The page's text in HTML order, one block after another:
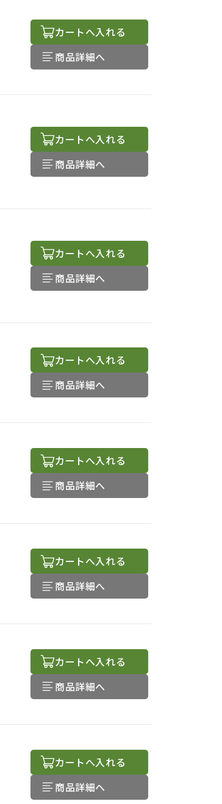
カートへ入れる
商品詳細へ
カートへ入れる
商品詳細へ
カートへ入れる
商品詳細へ
カートへ入れる
商品詳細へ
カートへ入れる
商品詳細へ
カートへ入れる
商品詳細へ
カートへ入れる
商品詳細へ
カートへ入れる
商品詳細へ